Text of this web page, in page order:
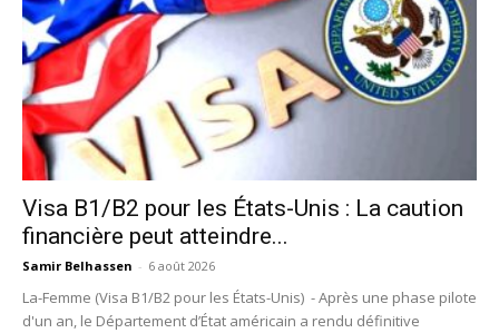
Visa B1/B2 pour les États-Unis : La caution
financière peut atteindre...
Samir Belhassen - 6 août 2026
La-Femme (Visa B1/B2 pour les États-Unis) - Après une phase pilote
d'un an, le Département d’État américain a rendu définitive